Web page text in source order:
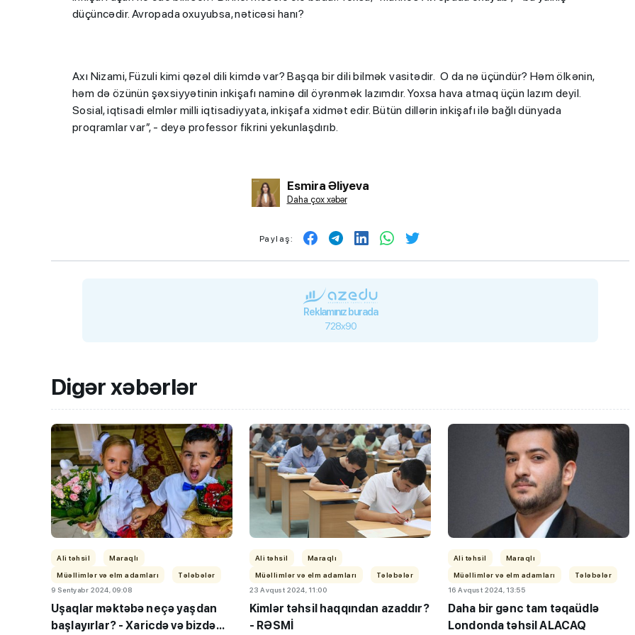
düçüncədir. Avropada oxuyubsa, nəticəsi hanı?
Axı Nizami, Füzuli kimi qəzəl dili kimdə var? Başqa bir dili bilmək vasitədir. O da nə üçündür? Həm ölkənin,
həm də özünün şəxsiyyətinin inkişafı naminə dil öyrənmək lazımdır. Yoxsa hava atmaq üçün lazım deyil.
Sosial, iqtisadi elmlər milli iqtisadiyyata, inkişafa xidmət edir. Bütün dillərin inkişafı ilə bağlı dünyada
proqramlar var”, - deyə professor fikrini yekunlaşdırıb.
Esmira Əliyeva
Daha çox xəbər
Paylaş:
Reklamınız burada
728x90
Digər xəbərlər
Ali təhsil
Maraqlı
Müəllimlər və elm adamları
Tələbələr
9 Sentyabr 2024, 09:08
Uşaqlar məktəbə neçə yaşdan
başlayırlar? - Xaricdə və bizdə...
Ali təhsil
Maraqlı
Müəllimlər və elm adamları
Tələbələr
23 Avqust 2024, 11:00
Kimlər təhsil haqqından azaddır?
- RƏSMİ
Ali təhsil
Maraqlı
Müəllimlər və elm adamları
Tələbələr
16 Avqust 2024, 13:55
Daha bir gənc tam təqaüdlə
Londonda təhsil ALACAQ
“Həftənin təhsil icmalı”- MİQ,
lisey seçimi, bağçalar və qəbul
imtahanları...
"Həftənin təhsil icmalı": Qəbul
marafonu başa çatdı,
müəllimlərin nəticələri